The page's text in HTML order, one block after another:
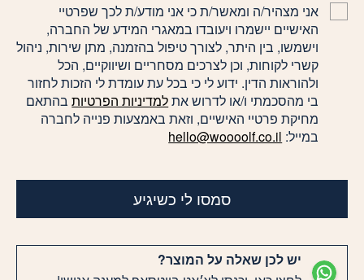
אני מצהיר/ה ומאשר/ת כי אני מודע/ת לכך שפרטיי
האישיים יישמרו ויעובדו במאגרי המידע של החברה,
וישמשו, בין היתר, לצורך טיפול בהזמנה, מתן שירות, ניהול
קשרי לקוחות, וכן לצרכים מסחריים ושיווקיים, הכל
ולהוראות הדין. ידוע לי כי בכל עת עומדת לי הזכות לחזור
בי מהסכמתי ו/או לדרוש אתלמדיניות הפרטיותבהתאם
מחיקת פרטיי האישיים, וזאת באמצעות פנייה לחברה
במייל: hello@woooolf.co.il
סמסו לי כשיגיע
יש לכן שאלה על המוצר?